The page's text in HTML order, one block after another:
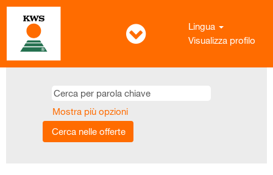
Lingua
Visualizza profilo
Mostra più opzioni